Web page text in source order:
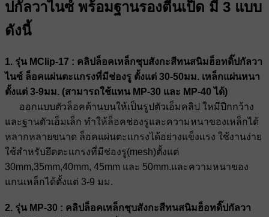
ปกัลวาไนซ์ พร้อมฐานรองตีนเป็ด มี 3 แบบ
ดังนี้
1. รุ่น MClip-17 : คลิปล็อคเหล็กชุบสังกะสีทนสนิมฮ็อทดิ๊ปกัลวา
ไนซ์ ล็อคแผ่นตะแกรงที่มีช่องรู ตั้งแต่ 30-50มม. เหล็กแผ่นหนา
ตั้งแต่ 3-9มม. (สามารถใช้แทน MP-30 และ MP-40 ได้)
ออกแบบตัวล็อคด้านบนให้เป็นรูปตัวเอ็มคลิป ใหมีปีกกว้าง
และฐานตัวเอ็มเล็ก ทำให้ล็อคช่องรูและความหนาของเหล็กได้
หลากหลายขนาด ล็อคแผ่นตะแกรงได้อย่างแข็งแรง ใช้งานง่าย
ใช้สำหรับยึดตะแกรงที่มีช่องรู(mesh)ตั้งแต่
30mm,35mm,40mm, 45mm และ 50mm.และความหนาของ
แกนเหล็กได้ตั้งแต่ 3-9 มม.
2. รุ่น MP-30 : คลิปล็อคเหล็กชุบสังกะสีทนสนิมฮ็อทดิ๊ปกัลวา